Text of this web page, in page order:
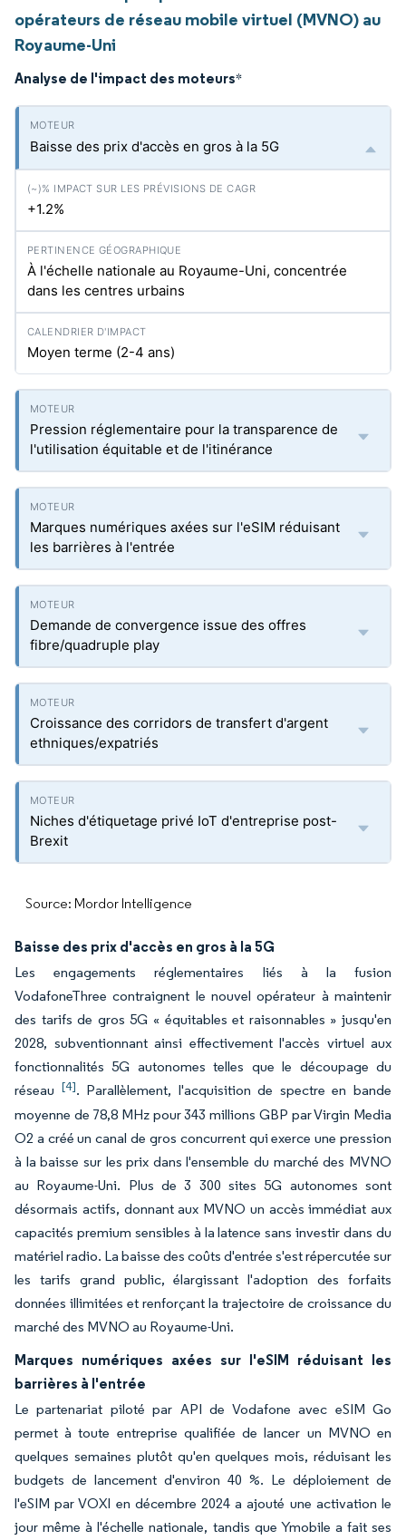
opérateurs de réseau mobile virtuel (MVNO) au
Royaume-Uni
Analyse de l'impact des moteurs*
Baisse des prix d'accès en gros à la 5G
+1.2%
À l'échelle nationale au Royaume-Uni, concentrée
dans les centres urbains
Moyen terme (2-4 ans)
Pression réglementaire pour la transparence de
l'utilisation équitable et de l'itinérance
Marques numériques axées sur l'eSIM réduisant
les barrières à l'entrée
Demande de convergence issue des offres
fibre/quadruple play
Croissance des corridors de transfert d'argent
ethniques/expatriés
Niches d'étiquetage privé IoT d'entreprise post-
Brexit
Source: Mordor Intelligence
Baisse des prix d'accès en gros à la 5G
Les engagements réglementaires liés à la fusion
VodafoneThree contraignent le nouvel opérateur à maintenir
des tarifs de gros 5G « équitables et raisonnables » jusqu'en
2028, subventionnant ainsi effectivement l'accès virtuel aux
fonctionnalités 5G autonomes telles que le découpage du
réseau [4]. Parallèlement, l'acquisition de spectre en bande
moyenne de 78,8 MHz pour 343 millions GBP par Virgin Media
O2 a créé un canal de gros concurrent qui exerce une pression
à la baisse sur les prix dans l'ensemble du marché des MVNO
au Royaume-Uni. Plus de 3 300 sites 5G autonomes sont
désormais actifs, donnant aux MVNO un accès immédiat aux
capacités premium sensibles à la latence sans investir dans du
matériel radio. La baisse des coûts d'entrée s'est répercutée sur
les tarifs grand public, élargissant l'adoption des forfaits
données illimitées et renforçant la trajectoire de croissance du
marché des MVNO au Royaume-Uni.
Marques numériques axées sur l'eSIM réduisant les
barrières à l'entrée
Le partenariat piloté par API de Vodafone avec eSIM Go
permet à toute entreprise qualifiée de lancer un MVNO en
quelques semaines plutôt qu'en quelques mois, réduisant les
budgets de lancement d'environ 40 %. Le déploiement de
l'eSIM par VOXI en décembre 2024 a ajouté une activation le
jour même à l'échelle nationale, tandis que Ymobile a fait ses